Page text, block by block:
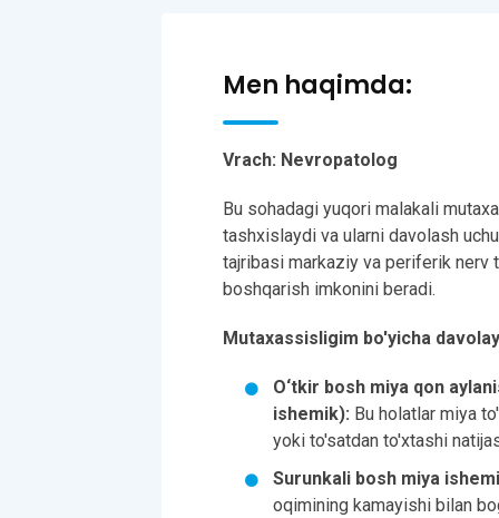
Men haqimda:
Vrach: Nevropatolog
Bu sohadagi yuqori malakali
tashxislaydi va ularni davolash
tajribasi markaziy va periferik
boshqarish imkonini beradi.
Mutaxassisligim bo'yicha
O‘tkir bosh miya qon
ishemik): Bu holatlar miya
yoki to'satdan to'xtashi
Surunkali bosh miya
oqimining kamayishi bilan